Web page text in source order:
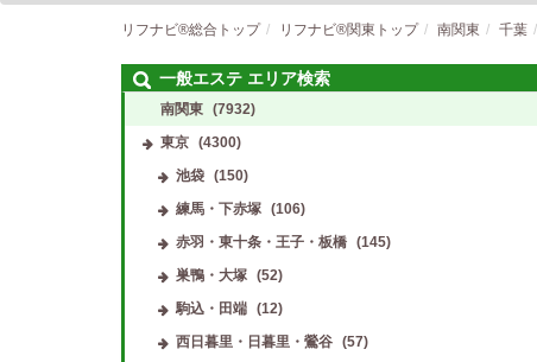
リフナビ®総合トップ リフナビ®関東トップ 南関東 千葉
一般エステ エリア検索
南関東 (7932)
東京 (4300)
池袋
(150)
練馬・下赤塚
(106)
赤羽・東十条・王子・板橋
(145)
巣鴨・大塚
(52)
駒込・田端
(12)
西日暮里・日暮里・鶯谷
(57)